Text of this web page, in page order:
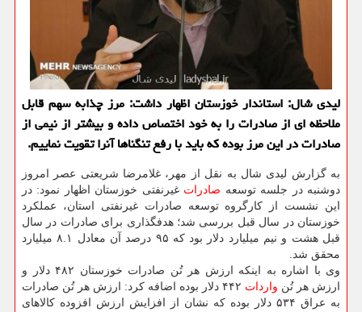
لیدی شال: استاندار خوزستان اظهار داشت: مرز چذابه سهم قابل
ملاحظه ای از صادرات را به خود اختصاص داده و بیشتر از نیمی از
صادرات در این مرز بوده كه باید با رفع تنگناها آنرا تقویت نماییم.
به گزارش لیدی شال به نقل از مهر، غلامرضا شریعتی عصر امروز
دوشنبه در جلسه توسعه صادرات غیرنفتی خوزستان اظهار نمود: در
این نشست از كارگروه توسعه صادرات غیرنفتی استان، عملكرد
خوزستان در سال قبل بررسی شد؛ هدفگذاری برای صادرات در سال
قبل هشت و نیم میلیارد دلار بود كه ۹۵ درصد آن معادل ۸.۱ میلیارد
محقق شد.
وی با اشاره به اینكه ارزش هر تُن صادرات خوزستان ۴۸۲ دلار و
ارزش هر تُن واردات
۴۴۲ دلار بوده اضافه كرد: ارزش هر تُن صادرات
به عراق ۵۳۴ دلار بوده كه نشان از افزایش ارزش افزوده كالاهای